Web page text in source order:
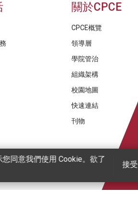
同意我們使用 Cookie。欲了
接受
關於CPCE
CPCE概覽
領導層
學院管治
組織架構
校園地圖
快速連結
刊物